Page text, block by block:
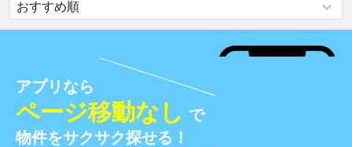
アプリなら
ページ移動なし で
物件をサクサク探せる！